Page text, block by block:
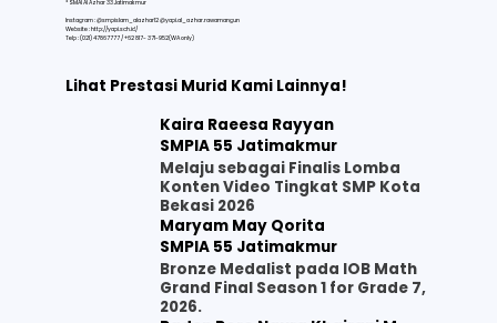
* SMAI Al Azhar 33 Jatimakmur
Instagram : @smpislam_alazhar12 @yapi.al_azhar.rawamangun
Website :http://yapi.sch.id/
Telp : (021) 47867777 / ‪‪+62 817- 371-952‬‬(WA only)
Lihat Prestasi Murid Kami Lainnya!
Kaira Raeesa Rayyan
SMPIA 55 Jatimakmur
Melaju sebagai Finalis Lomba
Konten Video Tingkat SMP Kota
Bekasi 2026
Maryam May Qorita
SMPIA 55 Jatimakmur
Bronze Medalist pada IOB Math
Grand Final Season 1 for Grade 7,
2026.